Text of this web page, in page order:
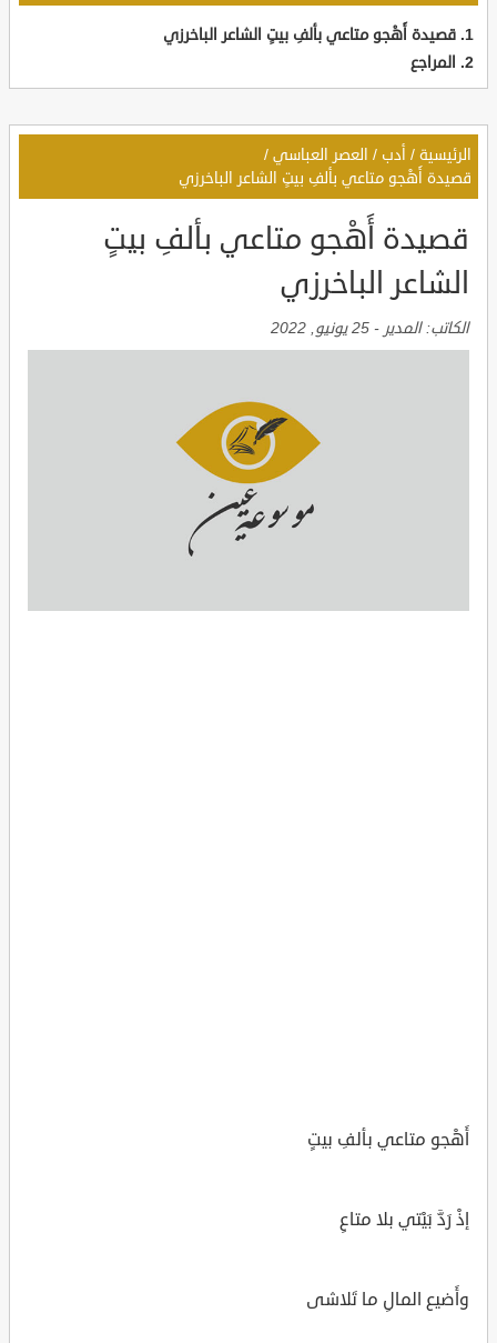
قصيدة أَهْجو متاعي بألفِ بيتٍ الشاعر الباخرزي
المراجع
الرئيسية / أدب / العصر العباسي /
قصيدة أَهْجو متاعي بألفِ بيتٍ الشاعر الباخرزي
قصيدة أَهْجو متاعي بألفِ بيتٍ
الشاعر الباخرزي
الكاتب:المدير - 25 يونيو, 2022
أَهْجو متاعي بألفِ بيتٍ
إذْ رَدَّ بَيْتي بلا متاعِ
وأَضيع المالِ ما تَلاشى